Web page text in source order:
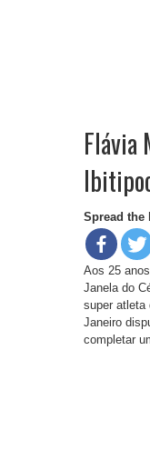
Flávia
Spread the
Aos 25
Janela do
super atleta
Janeiro
completar